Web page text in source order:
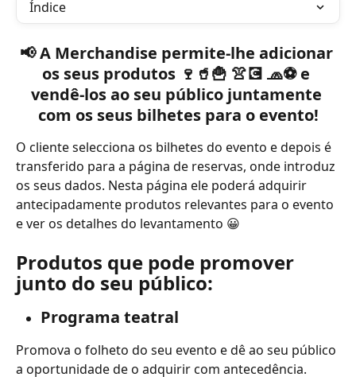
Índice
📢 A Merchandise permite-lhe adicionar
os seus produtos 🍷🥤🍟 👚💽 🧢⚽ e
vendê-los ao seu público juntamente
com os seus bilhetes para o evento!
O cliente selecciona os bilhetes do evento e depois é
transferido para a página de reservas, onde introduz
os seus dados. Nesta página ele poderá adquirir
antecipadamente produtos relevantes para o evento
e ver os detalhes do levantamento 😀
Produtos que pode promover
junto do seu público:
Programa teatral
Promova o folheto do seu evento e dê ao seu público
a oportunidade de o adquirir com antecedência.